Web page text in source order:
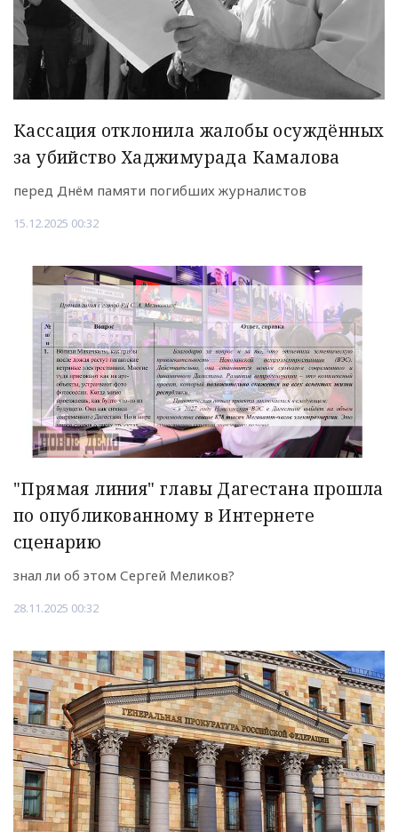
Кассация отклонила жалобы осуждённых
за убийство Хаджимурада Камалова
перед Днём памяти погибших журналистов
15.12.2025 00:32
"Прямая линия" главы Дагестана прошла
по опубликованному в Интернете
сценарию
знал ли об этом Сергей Меликов?
28.11.2025 00:32